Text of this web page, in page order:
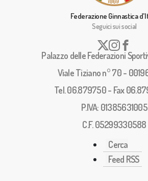
Federazione Ginnastica
Seguici sui social
Palazzo delle Federazioni
Viale Tiziano n° 70 -
Tel. 06.879750 - Fax
P.IVA: 01385631005
C.F. 05299330588
Cerca
Feed RSS